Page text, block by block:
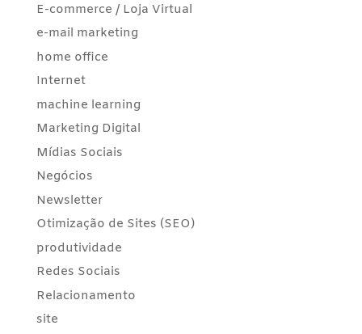
E-commerce / Loja Virtual
e-mail marketing
home office
Internet
machine learning
Marketing Digital
Mídias Sociais
Negócios
Newsletter
Otimização de Sites (SEO)
produtividade
Redes Sociais
Relacionamento
site